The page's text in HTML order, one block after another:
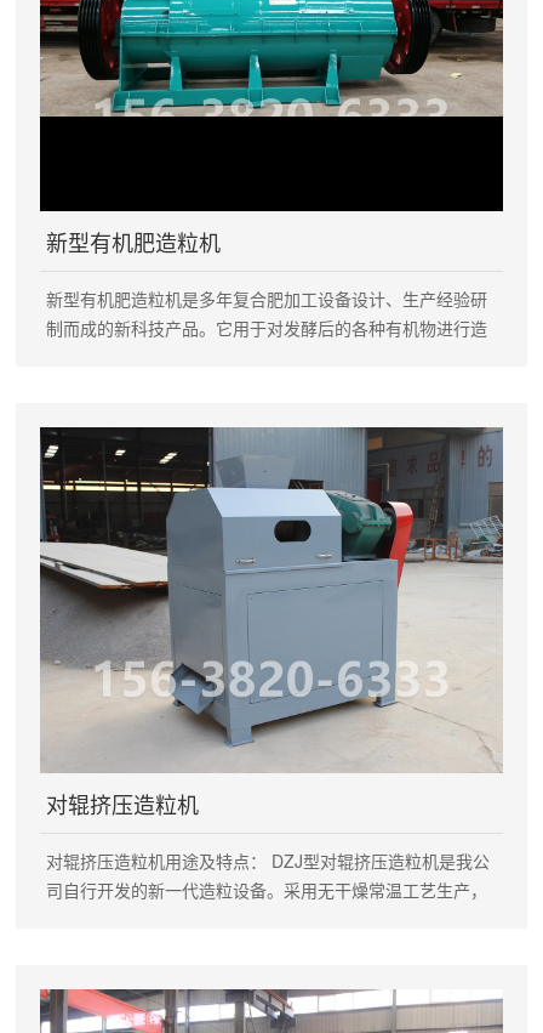
新型有机肥造粒机
新型有机肥造粒机是多年复合肥加工设备设计、生产经验研
制而成的新科技产品。它用于对发酵后的各种有机物进行造
含量可高达**，实现纯有机物造粒。 ·利用有机物微粒在一定
作用力下，能互相镶嵌长大的特点，造粒时不需要加粘结
剂。 ·颗粒坚实，造粒后即可筛分，降低干燥能耗。 ·发酵后
的有机物无需干燥，原料含水分可在20－40%。 新型有机肥
专用造粒机主要技术参数： 规格型号 生产能力(t/h) 功率
（Kw） YSL—40型 1—1.5 22 YSL—60型 1.5—2 30 YSL—
80型 2—4 45 YSL—100型 4—6 55 YSL—120型 6—8 75
对辊挤压造粒机
对辊挤压造粒机用途及特点： DZJ型对辊挤压造粒机是我公
司自行开发的新一代造粒设备。采用无干燥常温工艺生产，
可靠，维修方便。原料适应性广，适用于复混肥料、医药、